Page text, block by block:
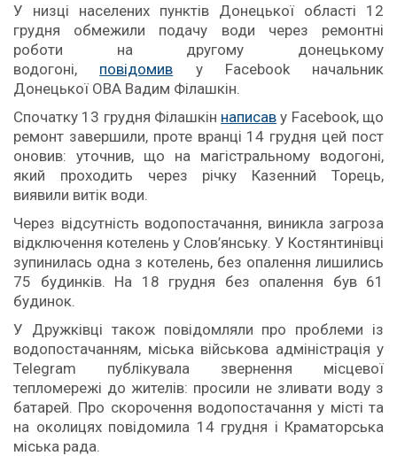
У низці населених пунктів Донецької області 12
грудня обмежили подачу води через ремонтні
роботи на другому донецькому
водогоні, повідомив у Facebook начальник
Донецької ОВА Вадим Філашкін.
Спочатку 13 грудня Філашкін написав у Facebook, що
ремонт завершили, проте вранці 14 грудня цей пост
оновив: уточнив, що на магістральному водогоні,
який проходить через річку Казенний Торець,
виявили витік води.
Через відсутність водопостачання, виникла загроза
відключення котелень у Слов’янську. У Костянтинівці
зупинилась одна з котелень, без опалення лишились
75 будинків. На 18 грудня без опалення був 61
будинок.
У Дружківці також повідомляли про проблеми із
водопостачанням, міська військова адміністрація у
Telegram публікувала звернення місцевої
тепломережі до жителів: просили не зливати воду з
батарей. Про скорочення водопостачання у місті та
на околицях повідомила 14 грудня і Краматорська
міська рада.